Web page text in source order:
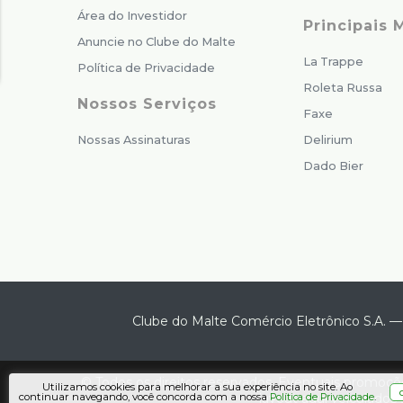
Área do Investidor
Anuncie no Clube do Malte
Política de Privacidade
Nossos Serviços
Nossas Assinaturas
Principais
La Trappe
Roleta Russa
Faxe
Delirium
Dado Bier
Clube do Malte Comércio Eletrônico S.A. —
© Todos os direitos reservados. Eventuais
layout aqui veiculados
Utilizamos cookies para melhorar a sua experiência no site. Ao
continuar navegando, você concorda com a nossa Política de Privacidade.